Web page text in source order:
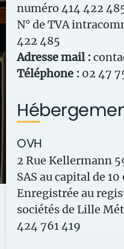
numéro 414 422
N° de TVA
422 485
Adresse mail :
Téléphone : 02 47
OVH
2 Rue Kellermann
SAS au capital de
Enregistrée au
sociétés de Lille
424 761 419